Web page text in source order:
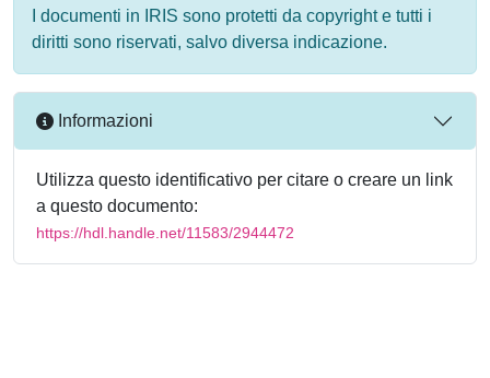
I documenti in IRIS sono protetti da copyright e tutti i
diritti sono riservati, salvo diversa indicazione.
Informazioni
Utilizza questo identificativo per citare o creare un link
a questo documento:
https://hdl.handle.net/11583/2944472